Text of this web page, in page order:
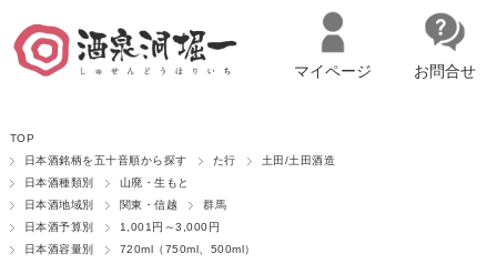
マイページへログイン
マイページ お問合せ
TOP
日本酒銘柄を五十音順から探す
た行
土田/土田酒造
日本酒種類別
山廃・生もと
日本酒地域別
関東・信越
群馬
日本酒予算別
1,001円～3,000円
日本酒容量別
720ml（750ml、500ml）